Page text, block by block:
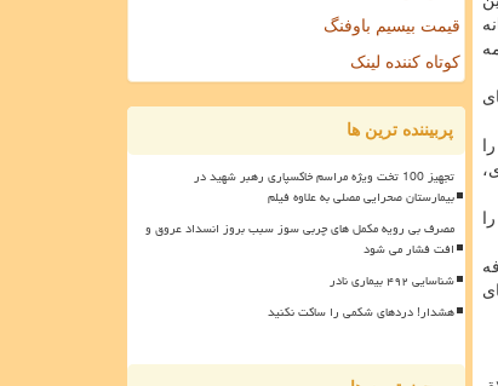
قیمت بیسیم باوفنگ
کوتاه کننده لینک
پربیننده ترین ها
تجهیز 100 تخت ویژه مراسم خاکسپاری رهبر شهید در
بیمارستان صحرایی مصلی به علاوه فیلم
مصرف بی رویه مکمل های چربی سوز سبب بروز انسداد عروق و
افت فشار می شود
شناسایی ۴۹۲ بیماری نادر
هشدار! دردهای شکمی را ساکت نکنید